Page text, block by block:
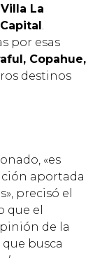
La
.
por esas
Copahue,
destinos
«es
aportada
precisó el
que el
de la
busca